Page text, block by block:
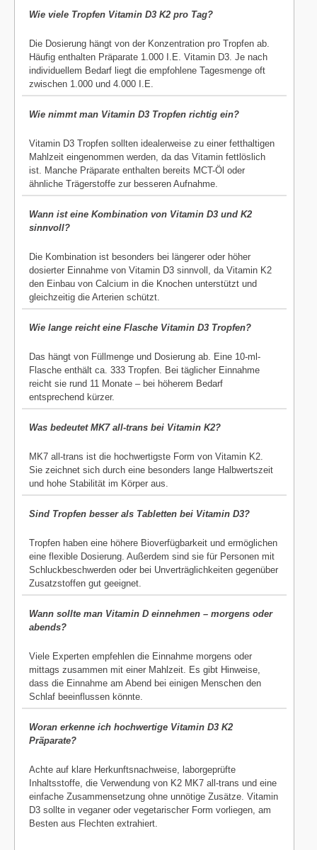
Wie viele Tropfen Vitamin D3 K2 pro Tag?
Die Dosierung hängt von der Konzentration pro Tropfen ab.
Häufig enthalten Präparate 1.000 I.E. Vitamin D3. Je nach
individuellem Bedarf liegt die empfohlene Tagesmenge oft
zwischen 1.000 und 4.000 I.E.
Wie nimmt man Vitamin D3 Tropfen richtig ein?
Vitamin D3 Tropfen sollten idealerweise zu einer fetthaltigen
Mahlzeit eingenommen werden, da das Vitamin fettlöslich
ist. Manche Präparate enthalten bereits MCT-Öl oder
ähnliche Trägerstoffe zur besseren Aufnahme.
Wann ist eine Kombination von Vitamin D3 und K2
sinnvoll?
Die Kombination ist besonders bei längerer oder höher
dosierter Einnahme von Vitamin D3 sinnvoll, da Vitamin K2
den Einbau von Calcium in die Knochen unterstützt und
gleichzeitig die Arterien schützt.
Wie lange reicht eine Flasche Vitamin D3 Tropfen?
Das hängt von Füllmenge und Dosierung ab. Eine 10-ml-
Flasche enthält ca. 333 Tropfen. Bei täglicher Einnahme
reicht sie rund 11 Monate – bei höherem Bedarf
entsprechend kürzer.
Was bedeutet MK7 all-trans bei Vitamin K2?
MK7 all-trans ist die hochwertigste Form von Vitamin K2.
Sie zeichnet sich durch eine besonders lange Halbwertszeit
und hohe Stabilität im Körper aus.
Sind Tropfen besser als Tabletten bei Vitamin D3?
Tropfen haben eine höhere Bioverfügbarkeit und ermöglichen
eine flexible Dosierung. Außerdem sind sie für Personen mit
Schluckbeschwerden oder bei Unverträglichkeiten gegenüber
Zusatzstoffen gut geeignet.
Wann sollte man Vitamin D einnehmen – morgens oder
abends?
Viele Experten empfehlen die Einnahme morgens oder
mittags zusammen mit einer Mahlzeit. Es gibt Hinweise,
dass die Einnahme am Abend bei einigen Menschen den
Schlaf beeinflussen könnte.
Woran erkenne ich hochwertige Vitamin D3 K2
Präparate?
Achte auf klare Herkunftsnachweise, laborgeprüfte
Inhaltsstoffe, die Verwendung von K2 MK7 all-trans und eine
einfache Zusammensetzung ohne unnötige Zusätze. Vitamin
D3 sollte in veganer oder vegetarischer Form vorliegen, am
Besten aus Flechten extrahiert.